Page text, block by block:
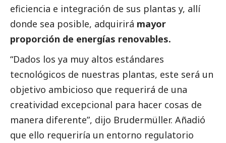
eficiencia e integración de sus plantas y, allí
donde sea posible, adquirirá mayor
proporción de energías renovables.
“Dados los ya muy altos estándares
tecnológicos de nuestras plantas, este será un
objetivo ambicioso que requerirá de una
creatividad excepcional para hacer cosas de
manera diferente”, dijo Brudermüller. Añadió
que ello requeriría un entorno regulatorio